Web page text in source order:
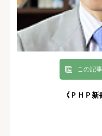
この記
《ＰＨＰ新